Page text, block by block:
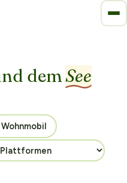
dem See
Wohnmobil